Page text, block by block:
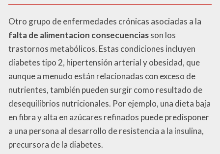
Otro grupo de enfermedades crónicas asociadas a la
falta de alimentacion consecuenciasson los
trastornos metabólicos. Estas condiciones incluyen
diabetes tipo 2, hipertensión arterial y obesidad, que
aunque a menudo están relacionadas con exceso de
nutrientes, también pueden surgir como resultado de
desequilibrios nutricionales. Por ejemplo, una dieta baja
en fibra y alta en azúcares refinados puede predisponer
a una persona al desarrollo de resistencia a la insulina,
precursora de la diabetes.